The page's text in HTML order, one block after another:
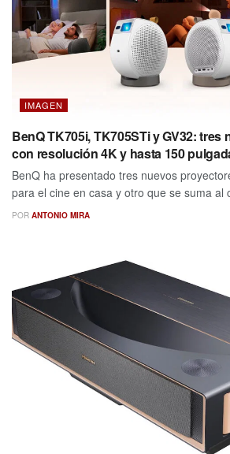
IMAGEN
BenQ TK705i, TK705STi y GV32:
con resolución 4K y hasta 150
BenQ ha presentado tres nuevos
para el cine en casa y otro que se suma al
POR ANTONIO MIRA